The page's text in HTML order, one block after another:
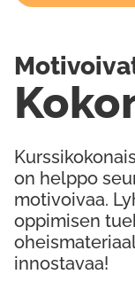
on helppo
motivoivaa.
oppimisen
innostavaa!